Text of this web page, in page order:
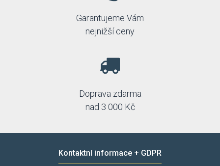
Garantujeme Vám
nejnižší ceny
Doprava zdarma
nad 3 000 Kč
Kontaktní informace + GDPR